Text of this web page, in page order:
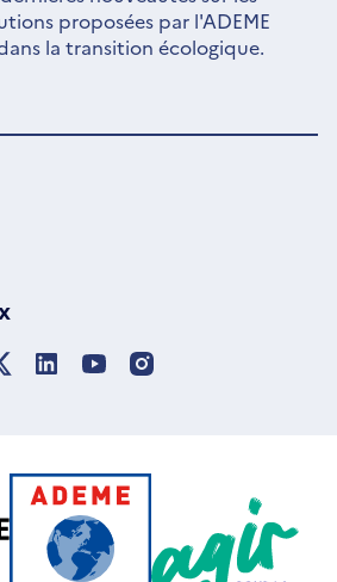
proposées par l'ADEME
la transition écologique.